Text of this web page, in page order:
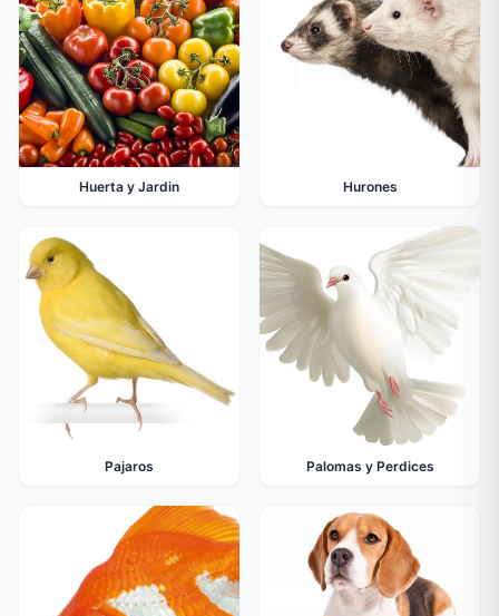
Huerta y Jardin Hurones
Pajaros Palomas y Perdices